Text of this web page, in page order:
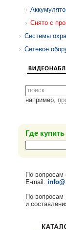
Снято с
Системы
Сетевое
например,
Где купить
По вопросам
E-mail:
По вопросам
и